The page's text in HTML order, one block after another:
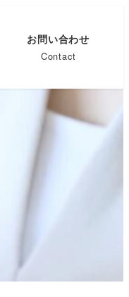
お問い合わせ
Contact